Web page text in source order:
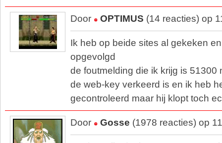
Door OPTIMUS (14 reacties) op
Ik heb op beide sites al gekeken
opgevolgd
de foutmelding die ik krijg is 51300
de web-key verkeerd is en ik heb
gecontroleerd maar hij klopt toch
Door Gosse (1978 reacties) op